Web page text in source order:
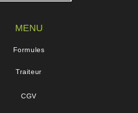
MENU
Formules
Traiteur
CGV